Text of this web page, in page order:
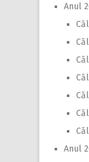
Anul
Anul